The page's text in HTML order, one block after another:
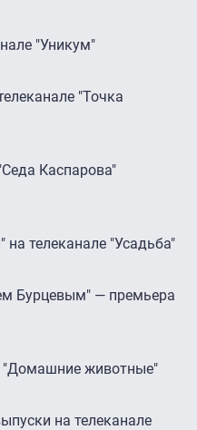
"Уникум"
"Точка
Каспарова"
телеканале "Усадьба"
Бурцевым" — премьера
"Домашние животные"
на телеканале